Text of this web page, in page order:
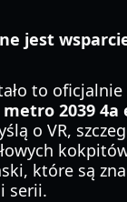
jest
to
metro 2039 4a
o VR,
które są
serii.